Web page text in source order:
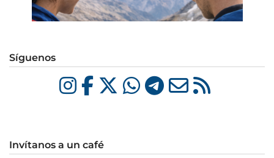
Síguenos
Invítanos a un café